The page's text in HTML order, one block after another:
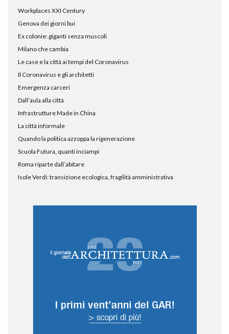
Workplaces XXI Century
Genova dei giorni bui
Ex colonie: giganti senza muscoli
Milano che cambia
Le case e la città ai tempi del Coronavirus
Il Coronavirus e gli architetti
Emergenza carceri
Dall’aula alla città
Infrastrutture Made in China
La città informale
Quando la politica azzoppa la rigenerazione
Scuola Futura, quanti inciampi
Roma riparte dall’abitare
Isole Verdi: transizione ecologica, fragilità amministrativa